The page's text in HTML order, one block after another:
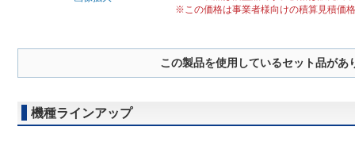
※この価格は事業者様向けの積算見積価
この製品を使用しているセット品があ
機種ラインアップ